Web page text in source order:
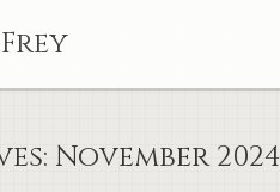
November 2024